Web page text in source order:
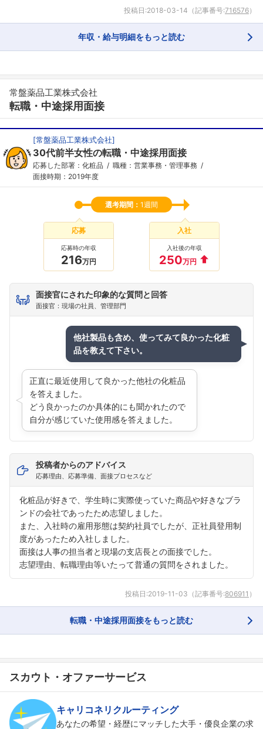
フォローしました
こちらの企業もフォローしませんか？
投稿日:2018-03-14 （記事番号:716576）
年収・給与明細をもっと読む
常盤薬品工業株式会社
転職・中途採用面接
[常盤薬品工業株式会社]
30代前半女性の転職・中途採用面接
応募した部署：化粧品
職種：営業事務・管理事務
面接時期：2019年度
選考期間： 1週間
応募
応募時の年収
216万円
入社
入社後の年収
250万円
面接官にされた印象的な質問と回答
面接官：現場の社員、管理部門
他社製品も含め、使ってみて良かった化粧
品を教えて下さい。
正直に最近使用して良かった他社の化粧品
を答えました。
どう良かったのか具体的にも聞かれたので
自分が感じていた使用感を答えました。
投稿者からのアドバイス
応募理由、応募準備、面接プロセスなど
化粧品が好きで、学生時に実際使っていた商品や好きなブラ
ンドの会社であったため志望しました。
また、入社時の雇用形態は契約社員でしたが、正社員登用制
度があったため入社しました。
面接は人事の担当者と現場の支店長との面接でした。
志望理由、転職理由等いたって普通の質問をされました。
投稿日:2019-11-03 （記事番号:806911 ）
転職・中途採用面接をもっと読む
スカウト・オファーサービス
キャリコネリクルーティング
あなたの希望・経歴にマッチした大手・優良企業の求